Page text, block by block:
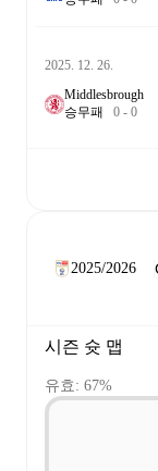
2025. 12. 26.
Middlesbrough
승무패 0 - 0
2025/2026
시즌 슛 맵
유효: 67%